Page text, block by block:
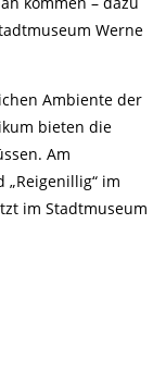
Werne
Ambiente der
bieten die
Am
im
im Stadtmuseum